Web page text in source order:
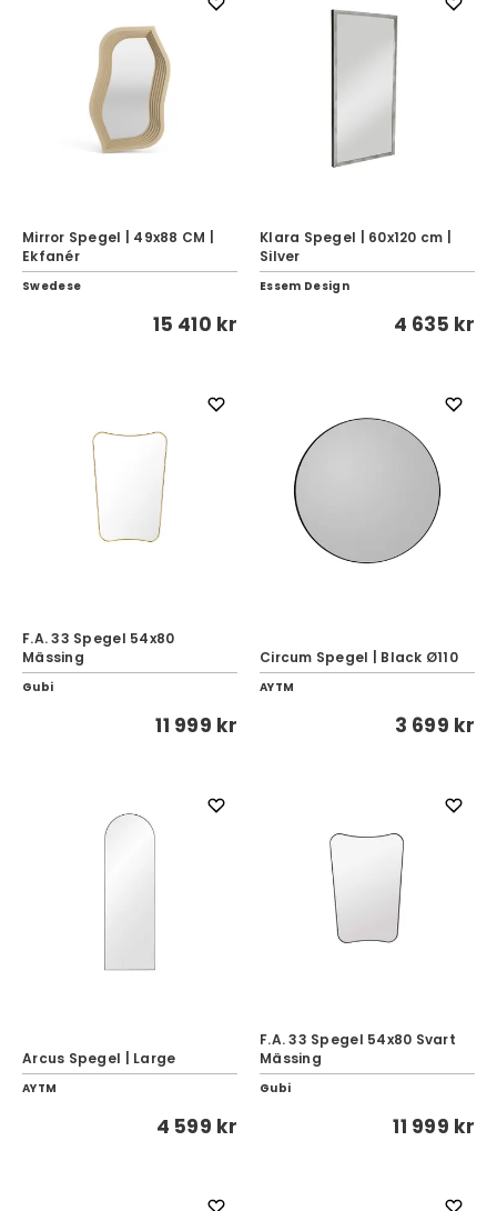
Mirror Spegel | 49x88 CM |
Ekfanér
Swedese
15 410 kr
Klara Spegel | 60x120 cm |
Silver
Essem Design
4 635 kr
F.A. 33 Spegel 54x80
Mässing
Gubi
11 999 kr
Circum Spegel | Black Ø110
AYTM
3 699 kr
Arcus Spegel | Large
AYTM
4 599 kr
F.A. 33 Spegel 54x80 Svart
Mässing
Gubi
11 999 kr